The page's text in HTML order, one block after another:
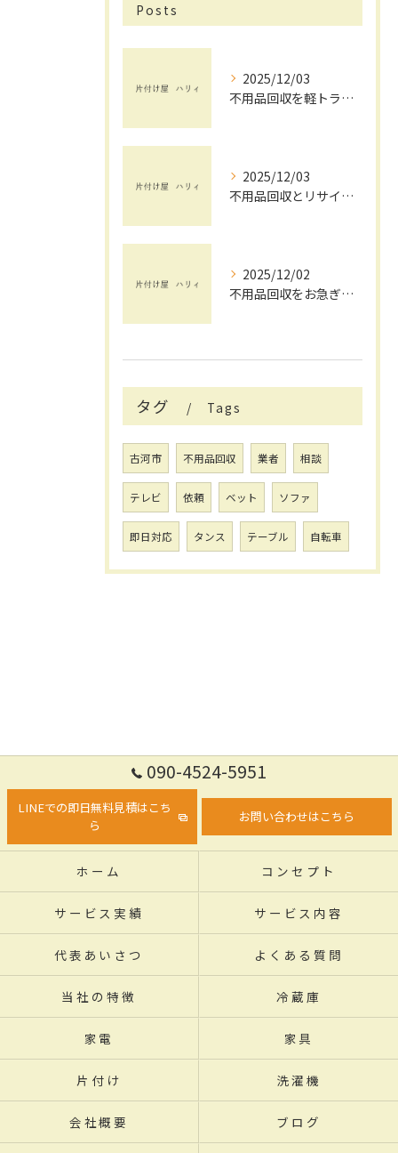
Posts
2025/12/03
不用品回収を軽トラックで賢く活用する茨城県で手間と費用を抑えるコツ
2025/12/03
不用品回収とリサイクルを茨城県で安心して依頼するためのチェックポイント
2025/12/02
不用品回収をお急ぎで依頼したい方へ茨城県で失敗しない業者選びと即日対応のポイント
タグ Tags
古河市 不用品回収 業者 相談
テレビ 依頼 ベット ソファ
即日対応 タンス テーブル 自転車
090-4524-5951
LINEでの即日無料見積はこち
ら
お問い合わせはこちら
ホーム コンセプト
サービス実績 サービス内容
代表あいさつ よくある質問
当社の特徴 冷蔵庫
家電 家具
片付け 洗濯機
会社概要 ブログ